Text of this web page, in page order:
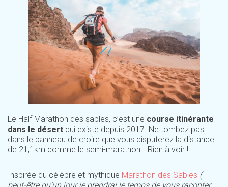
Le Half Marathon des sables, c’est une course itinérante
dans le désert qui existe depuis 2017. Ne tombez pas
dans le panneau de croire que vous disputerez la distance
de 21,1km comme le semi-marathon… Rien à voir !
Inspirée du célèbre et mythique Marathon des Sables (